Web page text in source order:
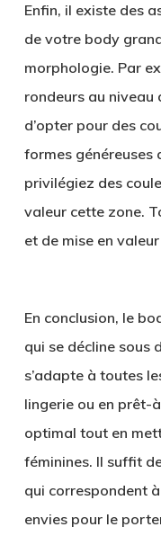
Enfin, il existe des
de votre body
morphologie. Par
rondeurs au niveau
d’opter pour des
formes généreuses
privilégiez des
valeur cette zone.
et de mise en
En conclusion, le
qui se décline sous
s’adapte à toutes
lingerie ou en prêt-
optimal tout en
féminines. Il suffit
qui correspondent
envies pour le